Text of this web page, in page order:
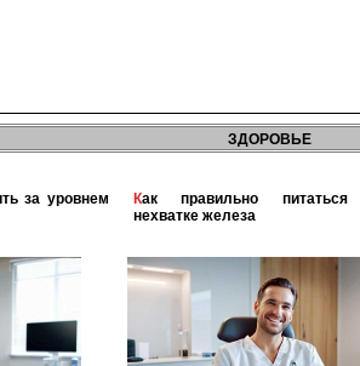
ЗДОРОВЬЕ
Как правильно питаться при
нехватке железа